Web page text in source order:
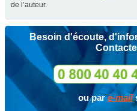
de l’auteur.
Besoin d'écoute,
ou pare-mail